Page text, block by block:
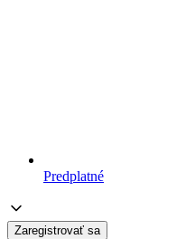
Predplatné
Zaregistrovať sa